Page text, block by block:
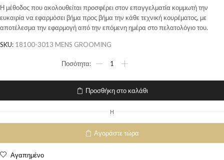
Η μέθοδος που ακολουθείται προσφέρει στον επαγγελματία κομμωτή την
ευκαιρία να εφαρμόσει βήμα προς βήμα την κάθε τεχνική κουρέματος, με
αποτέλεσμα την εφαρμογή από την επόμενη ημέρα στο πελατολόγιο του.
SKU: 18100-3013 MENS GROOMING
Προσθήκη στο καλάθι
H
Αγοράστε τώρα
Αγαπημένο